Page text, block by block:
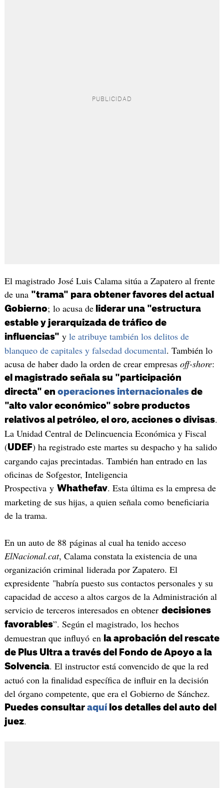
El magistrado José Luis Calama sitúa a Zapatero al frente
de una "trama" para obtener favores del actual
Gobierno; lo acusa deliderar una "estructura
estable y jerarquizada de tráfico de
influencias" y le atribuye también los delitos de
blanqueo de capitales y falsedad documental. También lo
acusa de haber dado la orden de crear empresas off-shore:
el magistrado señala su "participación
directa" en operaciones internacionalesde
"alto valor económico" sobre productos
relativos al petróleo, el oro, acciones o divisas.
La Unidad Central de Delincuencia Económica y Fiscal
(UDEF) ha registrado este martes su despacho y ha salido
cargando cajas precintadas. También han entrado en las
oficinas de Sofgestor, Inteligencia
Prospectiva y Whathefav. Esta última es la empresa de
marketing de sus hijas, a quien señala como beneficiaria
de la trama.
En un auto de 88 páginas al cual ha tenido acceso
ElNacional.cat, Calama constata la existencia de una
organización criminal liderada por Zapatero. El
expresidente "habría puesto sus contactos personales y su
capacidad de acceso a altos cargos de la Administración al
servicio de terceros interesados en obtener decisiones
favorables”. Según el magistrado, los hechos
demuestran que influyó en
la aprobación del rescate
de Plus Ultra a través del Fondo de Apoyo a la
Solvencia. El instructor está convencido de que la red
actuó con la finalidad específica de influir en la decisión
del órgano competente, que era el Gobierno de Sánchez.
Puedes consultar aquílos detalles del auto del
juez.